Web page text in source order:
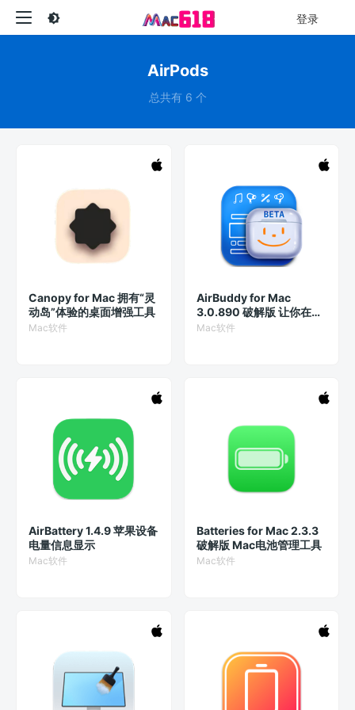
登录
AirPods
总共有 6 个
Canopy for Mac 拥有“灵
动岛”体验的桌面增强工具
Mac软件
AirBuddy for Mac
3.0.890 破解版 让你在
Mac 上更优雅地使用
Mac软件
AirBattery 1.4.9 苹果设备
电量信息显示
Mac软件
Batteries for Mac 2.3.3
破解版 Mac电池管理工具
Mac软件